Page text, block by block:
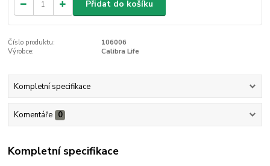
Přidat do košíku
Číslo produktu:
106006
Výrobce:
Calibra Life
Kompletní specifikace
Komentáře 0
Kompletní specifikace